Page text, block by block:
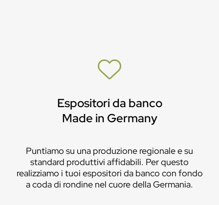
Espositori da banco
Made in Germany
Puntiamo su una produzione regionale e su
standard produttivi affidabili. Per questo
realizziamo i tuoi espositori da banco con fondo
a coda di rondine nel cuore della Germania.